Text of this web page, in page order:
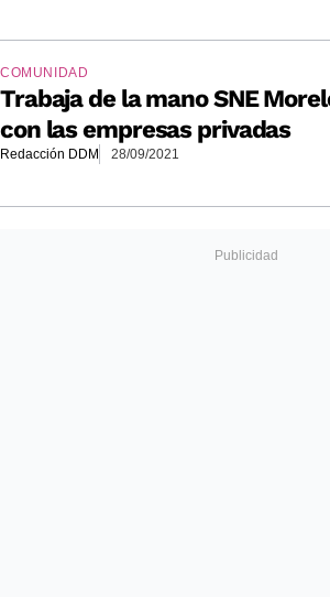
COMUNIDAD
Trabaja de la mano SNE
con las empresas privadas
Redacción DDM 28/09/2021